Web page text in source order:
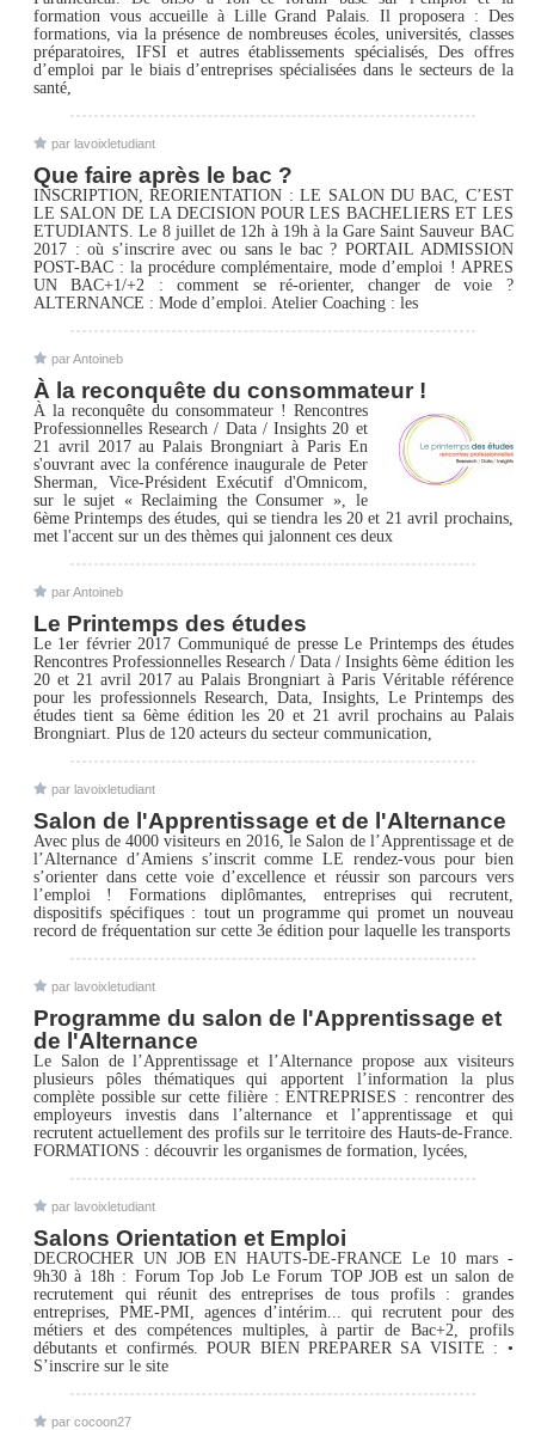
formation vous accueille à Lille Grand Palais. Il proposera : Des
formations, via la présence de nombreuses écoles, universités, classes
préparatoires, IFSI et autres établissements spécialisés, Des offres
d’emploi par le biais d’entreprises spécialisées dans le secteurs de la
santé,
par lavoixletudiant
Que faire après le bac ?
INSCRIPTION, REORIENTATION : LE SALON DU BAC, C’EST
LE SALON DE LA DECISION POUR LES BACHELIERS ET LES
ETUDIANTS. Le 8 juillet de 12h à 19h à la Gare Saint Sauveur BAC
2017 : où s’inscrire avec ou sans le bac ? PORTAIL ADMISSION
POST-BAC : la procédure complémentaire, mode d’emploi ! APRES
UN BAC+1/+2 : comment se ré-orienter, changer de voie ?
ALTERNANCE : Mode d’emploi. Atelier Coaching : les
par Antoineb
À la reconquête du consommateur !
À la reconquête du consommateur ! Rencontres
Professionnelles Research / Data / Insights 20 et
21 avril 2017 au Palais Brongniart à Paris En
s'ouvrant avec la conférence inaugurale de Peter
Sherman, Vice-Président Exécutif d'Omnicom,
sur le sujet « Reclaiming the Consumer », le
6ème Printemps des études, qui se tiendra les 20 et 21 avril prochains,
met l'accent sur un des thèmes qui jalonnent ces deux
par Antoineb
Le Printemps des études
Le 1er février 2017 Communiqué de presse Le Printemps des études
Rencontres Professionnelles Research / Data / Insights 6ème édition les
20 et 21 avril 2017 au Palais Brongniart à Paris Véritable référence
pour les professionnels Research, Data, Insights, Le Printemps des
études tient sa 6ème édition les 20 et 21 avril prochains au Palais
Brongniart. Plus de 120 acteurs du secteur communication,
par lavoixletudiant
Salon de l'Apprentissage et de l'Alternance
Avec plus de 4000 visiteurs en 2016, le Salon de l’Apprentissage et de
l’Alternance d’Amiens s’inscrit comme LE rendez-vous pour bien
s’orienter dans cette voie d’excellence et réussir son parcours vers
l’emploi ! Formations diplômantes, entreprises qui recrutent,
dispositifs spécifiques : tout un programme qui promet un nouveau
record de fréquentation sur cette 3e édition pour laquelle les transports
par lavoixletudiant
Programme du salon de l'Apprentissage et
de l'Alternance
Le Salon de l’Apprentissage et l’Alternance propose aux visiteurs
plusieurs pôles thématiques qui apportent l’information la plus
complète possible sur cette filière : ENTREPRISES : rencontrer des
employeurs investis dans l’alternance et l’apprentissage et qui
recrutent actuellement des profils sur le territoire des Hauts-de-France.
FORMATIONS : découvrir les organismes de formation, lycées,
par lavoixletudiant
Salons Orientation et Emploi
DECROCHER UN JOB EN HAUTS-DE-FRANCE Le 10 mars -
9h30 à 18h : Forum Top Job Le Forum TOP JOB est un salon de
recrutement qui réunit des entreprises de tous profils : grandes
entreprises, PME-PMI, agences d’intérim... qui recrutent pour des
métiers et des compétences multiples, à partir de Bac+2, profils
débutants et confirmés. POUR BIEN PREPARER SA VISITE : •
S’inscrire sur le site
par cocoon27